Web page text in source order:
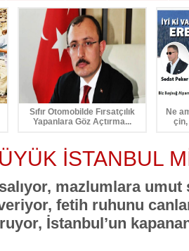
Sıfır Otomobilde Fırsatçılık
Yapanlara Göz Açtırma...
Ne
İSTANBUL
mazlumlara umut
fetih ruhunu
İstanbul’un